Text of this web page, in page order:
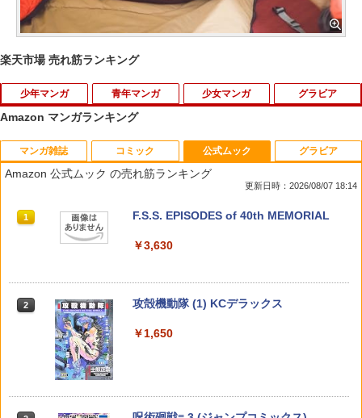
楽天市場 売れ筋ランキング
少年マンガ
1
騎士に憧れた最強の剣士、騎士家系の落
ちこぼれ令嬢に転生する。（2） （ガン
ガンコミックスUP！） [ 楓原こうた ]
￥770
（3） （ガンガンコミックスUP！） [ so
on茶 ]
￥770
青年マンガ
1
ふかふかダンジョン攻略記～俺の異世界
転生冒険譚～（20） （BLADEコミック
￥792
（8） 【電子書籍】[ ナガノ ]
コースケ ]
少女マンガ
1
うるわしの宵の月（2） （KC デザー
ト） [ やまもり 三香 ]
ト） [ やまもり 三香 ]
（花とゆめコミックススペシャル） [ 月
永 遠子 ]
グラビア
1
【楽天ブックス限定特典】My Girl vol.4
6(綾咲穂音 ブロマイド1枚（L判 /絵柄全
2種のうち1枚ランダム封入）)
￥1,980
真集 Ortensia(プレミアムステッカー) [
椛島 光 ]
￥3,850
Amazon マンガランキング
マンガ雑誌
1
週刊少年サンデー 2026年36・37合併号
COMIC快楽天 2026年 09月号 [雑誌]
コミック
1 ビビビコミック 創刊記念号 ([実用品])
￥935
薬屋のひとりごと 17巻 (デジタル版ビッ
グガンガンコミックス)
公式ムック
Amazon 公式ムック の売れ筋ランキング
更新日時：2026/08/07 18:14
1 F.S.S. EPISODES of 40th MEMORIAL
￥3,630
2 攻殻機動隊 (1) KCデラックス
￥1,650
グラビア